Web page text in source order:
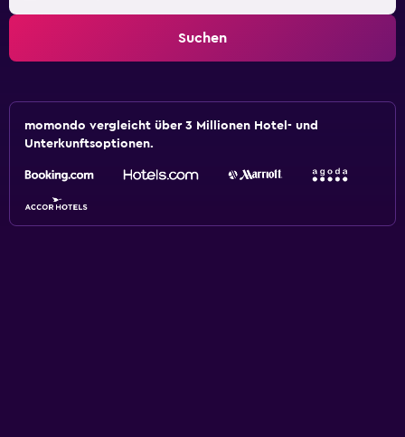
Suchen
momondo vergleicht über 3 Millionen Hotel- und
Unterkunftsoptionen.